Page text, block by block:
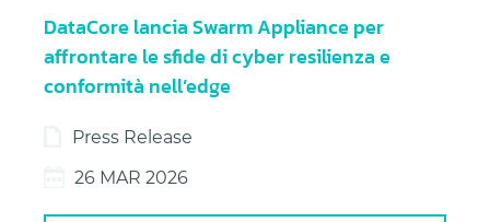
DataCore lancia Swarm Appliance per
affrontare le sfide di cyber resilienza e
conformità nell’edge
Press Release
26 MAR 2026